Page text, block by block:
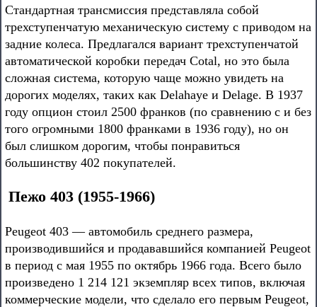
Стандартная трансмиссия представляла собой
трехступенчатую механическую систему с приводом на
задние колеса. Предлагался вариант трехступенчатой
автоматической коробки передач Cotal, но это была
сложная система, которую чаще можно увидеть на
дорогих моделях, таких как Delahaye и Delage. В 1937
году опцион стоил 2500 франков (по сравнению с и без
того огромными 1800 франками в 1936 году), но он
был слишком дорогим, чтобы понравиться
большинству 402 покупателей.
Пежо 403 (1955-1966)
Peugeot 403 — автомобиль среднего размера,
производившийся и продававшийся компанией Peugeot
в период с мая 1955 по октябрь 1966 года. Всего было
произведено 1 214 121 экземпляр всех типов, включая
коммерческие модели, что сделало его первым Peugeot,